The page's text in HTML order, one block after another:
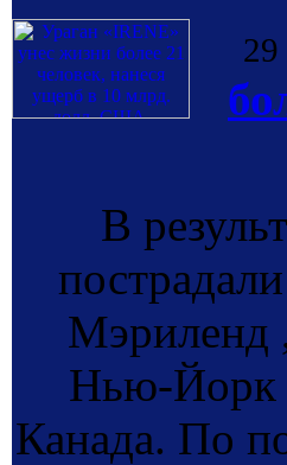
29
В
Мэриленд
Нью-Йорк
Канада. По